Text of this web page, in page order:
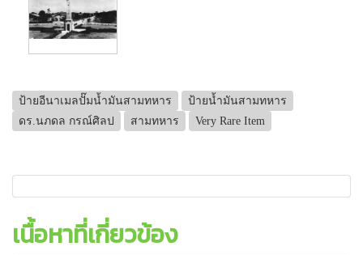
ป้ายอีนาเมลปั๊มน้ำมันสามทหาร
ป้ายน้ำมันสามทหาร
ดร.นภดล กรณ์ศิลป
สามทหาร Very Rare Item
เนื้อหาที่เกี่ยวข้อง